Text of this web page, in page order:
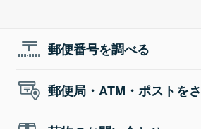
郵便番号を調べる
郵便局・ATM・ポストを